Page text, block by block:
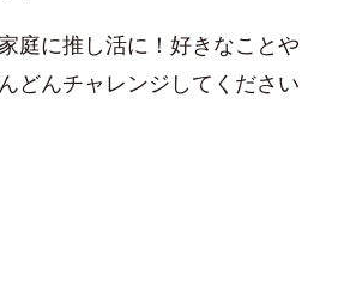
庭に推し活に！好きなことや
どんチャレンジしてください